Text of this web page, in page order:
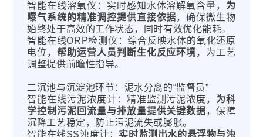
智能在线溶氧仪：实时感知水体溶解氧含量， 为
曝气系统的精准调控提供直接依据，确保微生物
始终处于高效的工作状态，同时有效优化能耗。
智能在线ORP检测仪：综合反映水体的氧化还原
电位，帮助运营人员判断生化反应环境，为工艺
调整提供前瞻性指导。
二沉池与沉淀池环节：泥水分离的“监督员”
智能在线污泥浓度计：精准监测污泥浓度， 为科
学控制污泥回流量与排放量提供关键数据，保障
沉降工艺稳定，防止污泥流失或膨胀。
智能在线SS浊度计： 实时监测出水的悬浮物与浊